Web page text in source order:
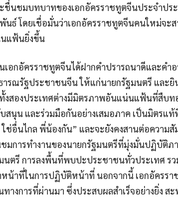
ชื่นชมบทบาทของเอกอัครราชทูตจีนประจำปร
นธ์ โดยเชื่อมั่นว่าเอกอัครราชทูตจีนคนใหม่จ
แฟ้นยิ่งขึ้น
เอกอัครราชทูตจีนได้ฝากคำปรารถนาดีและคำ
ารณรัฐประชาชนจีน ให้แก่นายกรัฐมนตรี และยิ
งสองประเทศต่างมีมิตรภาพอันแน่นแฟ้นที่สืบท
สนุน และร่วมมือกันอย่างเสมอภาค เป็นมิตรแ
ช่อื่นไกล พี่น้องกัน” และจะยังคงสานต่อควา
มการทำงานของนายกรัฐมนตรีที่มุ่งมั่นปฏิบัติภ
นตรี การลงพื้นที่พบปะประชาชนทั่วประเทศ ร
หน้าที่ในการปฏิบัติหน้าที่ นอกจากนี้ เอกอัครรา
ทางการที่ผ่านมา ซึ่งประสบผลสำเร็จอย่างยิ่ง